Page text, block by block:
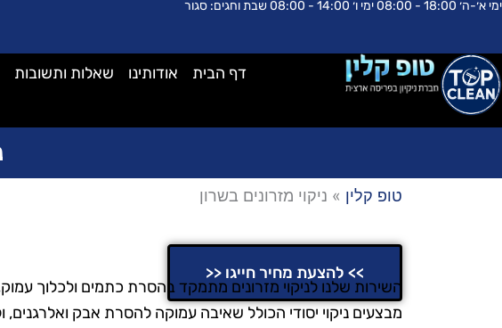
לתוכן
דילוג
ימי א׳-ה׳ 18:00 - 08:00 ימי ו׳ 14:00 - 08:00 שבת וחגים: סגור
דף הבית אודותינו שאלות ותשובות
טופ קלין » ניקוי מזרונים בשרון
ניקוי מזרונים בשרון
>> להצעת מחיר חייגו <<
השירות שלנו לניקוי מזרונים מתמקד בהסרת כתמים ולכלוך
מבצעים ניקוי יסודי הכולל שאיבה עמוקה להסרת אבק ואלרגנים,